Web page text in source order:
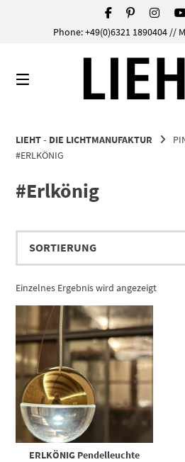
Phone: +49(0)6321 1890404 //
LIEHT - DIE LICHTMANUFAKTUR
#ERLKÖNIG
#Erlkönig
Einzelnes Ergebnis wird angezeigt
Dieses Produkt weist mehrere Varianten auf. Die Optionen können auf der Produktseite gewählt werden
ERLKÖNIG Pendelleuchte